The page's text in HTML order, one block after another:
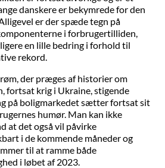
danskere er bekymrede for den
er der spæde tegn på
i forbrugertilliden,
en lille bedring i forhold til
rekord.
der præges af historier om
fortsat krig i Ukraine, stigende
på boligmarkedet sætter fortsat sit
humør. Man kan ikke
at det også vil påvirke
i de kommende måneder og
til at ramme både
i løbet af 2023.